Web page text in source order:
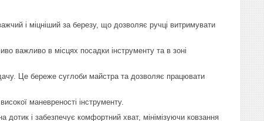
і міцніший за березу, що дозволяє ручці витримувати
важливо в місцях посадки інструменту та в зоні
Це береже суглоби майстра та дозволяє працювати
маневреності інструменту.
і забезпечує комфортний хват, мінімізуючи ковзання